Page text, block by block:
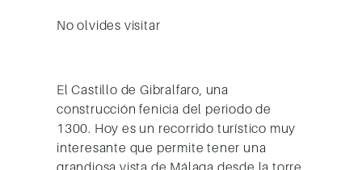
No olvides visitar
El Castillo de Gibralfaro, una
construcción fenicia del periodo de
1300. Hoy es un recorrido turístico muy
interesante que permite tener una
grandiosa vista de Málaga desde la torre